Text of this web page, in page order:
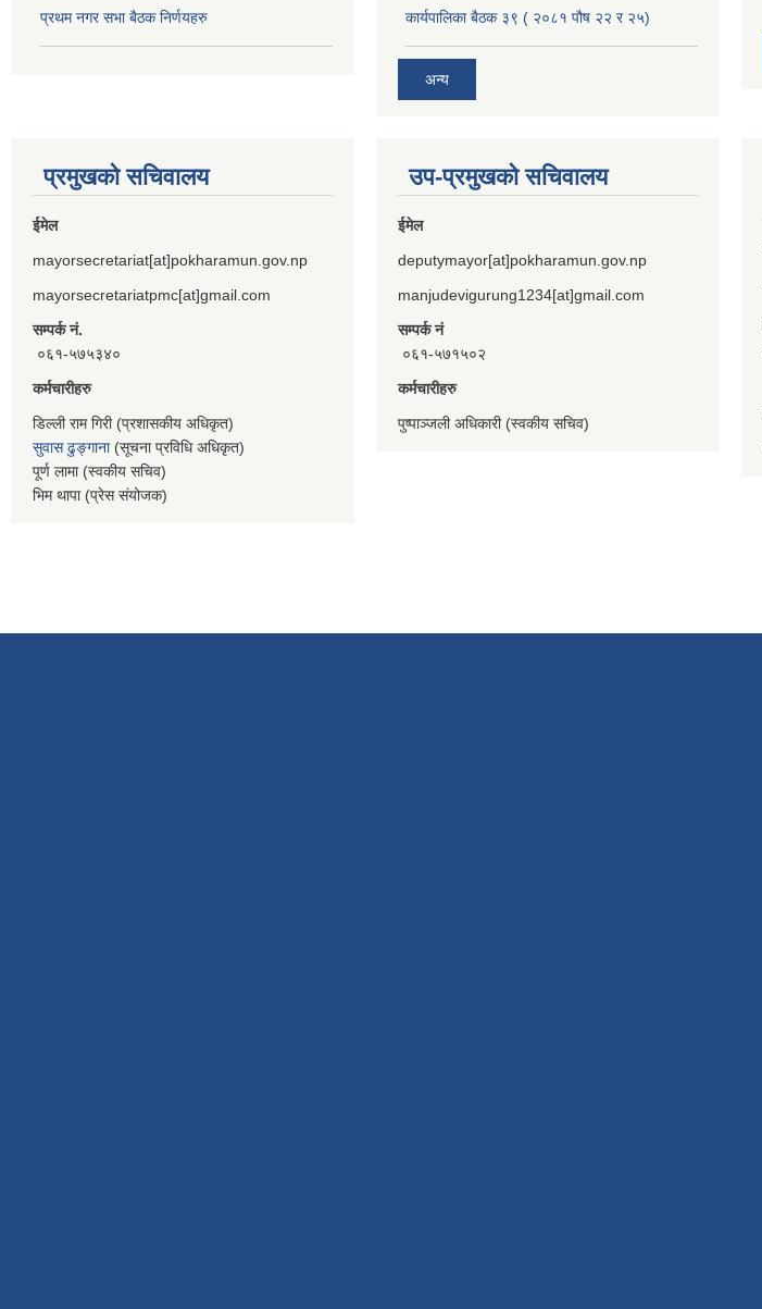
प्रथम नगर सभा बैठक निर्णयहरु कार्यपालिका बैठक ३९ ( २०८१ पौष २२ र २५)
अन्य
प्रमुखको सचिवालय
ईमेल
mayorsecretariat[at]pokharamun.gov.np
mayorsecretariatpmc[at]gmail.com
सम्पर्क नं.
०६१-५७५३४०
कर्मचारीहरु
डिल्ली राम गिरी (प्रशासकीय अधिकृत)
सुवास ढुङ्गाना(सूचना प्रविधि अधिकृत)
पूर्ण लामा (स्वकीय सचिव)
भिम थापा (प्रेस संयोजक)
उप-प्रमुखको सचिवालय
ईमेल
deputymayor[at]pokharamun.gov.np
manjudevigurung1234[at]gmail.com
सम्पर्क नं
०६१-५७१५०२
कर्मचारीहरु
पुष्पाञ्जली अधिकारी (स्वकीय सचिव)